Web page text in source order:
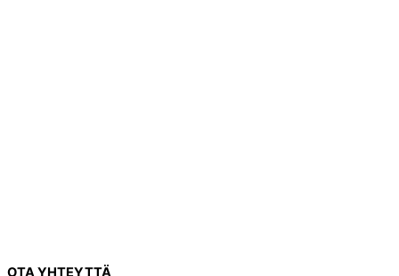
OTA YHTEYTTÄ